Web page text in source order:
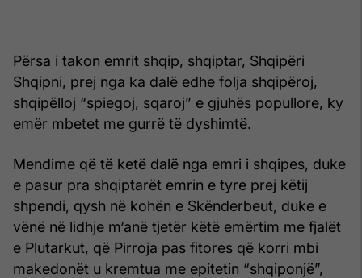
Përsa i takon emrit shqip, shqiptar, Shqipëri
Shqipni, prej nga ka dalë edhe folja shqipëroj,
shqipëlloj “spiegoj, sqaroj” e gjuhës popullore, ky
emër mbetet me gurrë të dyshimtë.
Mendime që të ketë dalë nga emri i shqipes, duke
e pasur pra shqiptarët emrin e tyre prej këtij
shpendi, qysh në kohën e Skënderbeut, duke e
vënë në lidhje m‘anë tjetër këtë emërtim me fjalët
e Plutarkut, që Pirroja pas fitores që korri mbi
makedonët u kremtua me epitetin “shqiponjë”,